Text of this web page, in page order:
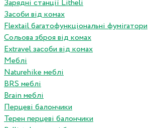
Зарядні станції Litheli
Засоби від комах
Flextail багатофункціональні фумігатори
Сольова зброя від комах
Extravel засоби від комах
Меблі
Naturehike меблі
BRS меблі
Brain меблі
Перцеві балончики
Терен перцеві балончики